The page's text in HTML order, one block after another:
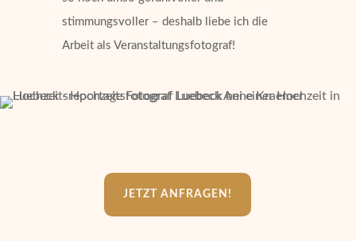
stimmungsvoller – deshalb liebe ich die
Arbeit als Veranstaltungsfotograf!
JETZT ANFRAGEN!